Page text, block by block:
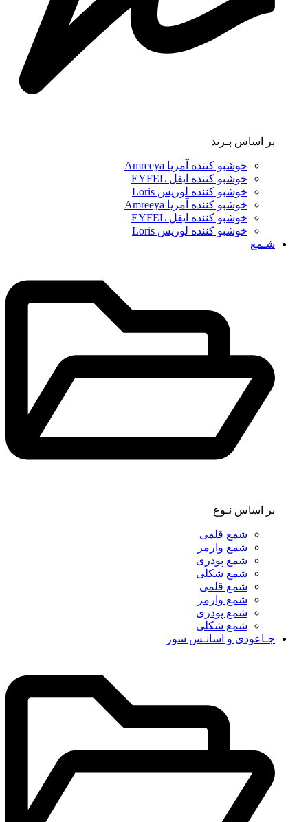
بر اساس بـرند
خوشبو کننده آمریا Amreeya
خوشبو کننده ایفل EYFEL
خوشبو کننده لوریس Loris
خوشبو کننده آمریا Amreeya
خوشبو کننده ایفل EYFEL
خوشبو کننده لوریس Loris
شـمع
بر اساس نـوع
شمع قلمی
شمع وارمر
شمع پودری
شمع شکلی
شمع قلمی
شمع وارمر
شمع پودری
شمع شکلی
جـاعودی و اسانـس سوز